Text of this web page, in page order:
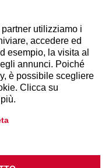
utilizziamo i
accedere ed
esempio, la visita al
annunci. Poiché
è possibile scegliere
Clicca su